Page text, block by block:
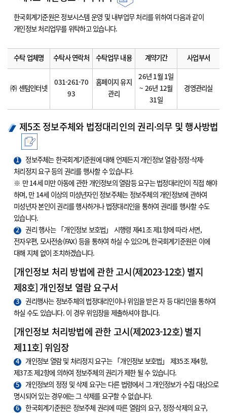
한국회계기준원은 정보시스템 운영 및 내부업무 처리를 위하여 다음과 같이
개인정보 처리업무를 위탁하고 있습니다.
수탁 업체명 수탁사 연락처 수탁업무 내용 계약기간 사업부서
㈜ 센텀인터넷
031-261-70
93
홈페이지 유지
관리
26년 1월 1일
~ 26년 12월
31일
경영관리실
제5조 정보주체와 법정대리인의 권리·의무 및 행사방법
1
정보주체는 한국회계기준원에 대해 언제든지 개인정보 열람·정정·삭제·
처리정지 요구 등의 권리를 행사할 수 있습니다.
※ 만 14세 미만 아동에 관한 개인정보의 열람등 요구는 법정대리인이 직접 해야
하며, 만 14세 이상의 미성년자인 정보주체는 정보주체의 개인정보에 관하여
미성년자 본인이 권리를 행사하거나 법정대리인을 통하여 권리를 행사할 수도
있습니다.
2
권리 행사는 「개인정보 보호법」 시행령 제41조 제1항에 따라 서면,
전자우편, 모사전송(FAX) 등을 통하여 하실 수 있으며, 한국회계기준원은 이에
대해 지체 없이 조치하겠습니다.
[개인정보 처리 방법에 관한 고시(제2023-12호) 별지
제8호] 개인정보 열람 요구서
3
권리행사는 정보주체의 법정대리인이나 위임을 받은 자 등 대리인을 통하여
하실 수도 있습니다. 이 경우 위임장을 제출하셔야 합니다.
[개인정보 처리방법에 관한 고시(제2023-12호) 별지
제11호] 위임장
4
개인정보 열람 및 처리정지 요구는 「개인정보 보호법」 제35조 제4항,
제37조 제2항에 의하여 정보주체의 권리가 제한 될 수 있습니다.
5
개인정보의 정정 및 삭제 요구는 다른 법령에서 그 개인정보가 수집 대상으로
명시되어 있는 경우에는 그 삭제를 요구할 수 없습니다.
6
한국회계기준원은 정보주체 권리에 따른 열람의 요구, 정정·삭제의 요구,